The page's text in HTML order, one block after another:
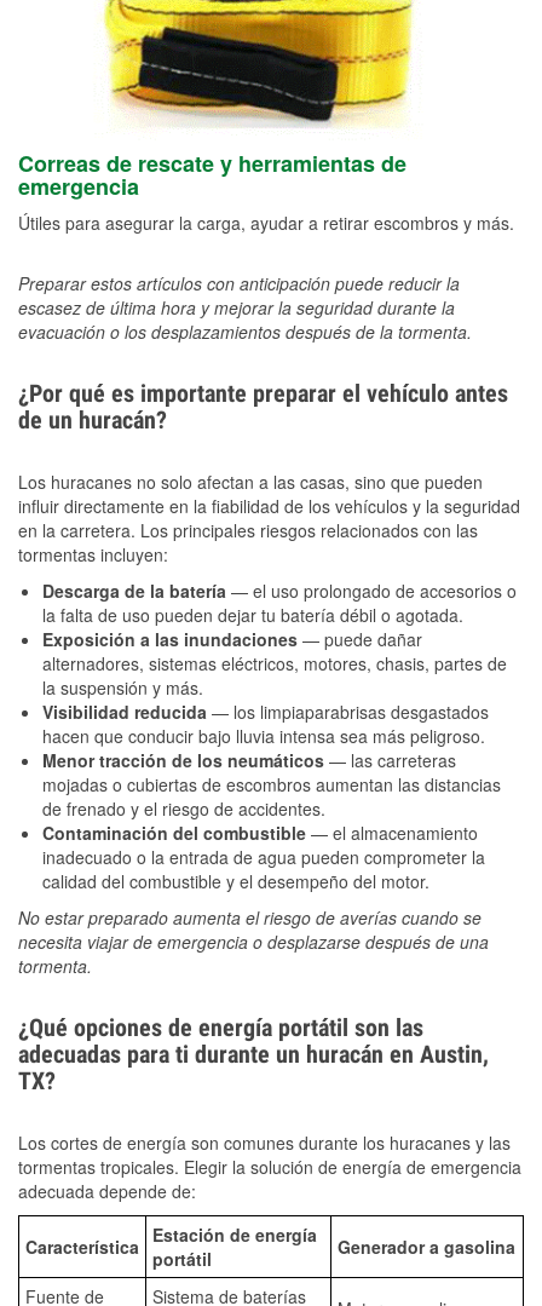
Correas de rescate y herramientas de
emergencia
Útiles para asegurar la carga, ayudar a retirar escombros y más.
Preparar estos artículos con anticipación puede reducir la
escasez de última hora y mejorar la seguridad durante la
evacuación o los desplazamientos después de la tormenta.
¿Por qué es importante preparar el vehículo antes
de un huracán?
Los huracanes no solo afectan a las casas, sino que pueden
influir directamente en la fiabilidad de los vehículos y la seguridad
en la carretera. Los principales riesgos relacionados con las
tormentas incluyen:
Descarga de la batería — el uso prolongado de accesorios o
la falta de uso pueden dejar tu batería débil o agotada.
Exposición a las inundaciones — puede dañar
alternadores, sistemas eléctricos, motores, chasis, partes de
la suspensión y más.
Visibilidad reducida — los limpiaparabrisas desgastados
hacen que conducir bajo lluvia intensa sea más peligroso.
Menor tracción de los neumáticos — las carreteras
mojadas o cubiertas de escombros aumentan las distancias
de frenado y el riesgo de accidentes.
Contaminación del combustible — el almacenamiento
inadecuado o la entrada de agua pueden comprometer la
calidad del combustible y el desempeño del motor.
No estar preparado aumenta el riesgo de averías cuando se
necesita viajar de emergencia o desplazarse después de una
tormenta.
¿Qué opciones de energía portátil son las
adecuadas para ti durante un huracán en Austin,
TX?
Los cortes de energía son comunes durante los huracanes y las
tormentas tropicales. Elegir la solución de energía de emergencia
adecuada depende de:
Característica
Estación de energía
portátil
Generador a gasolina
Fuente de Sistema de baterías